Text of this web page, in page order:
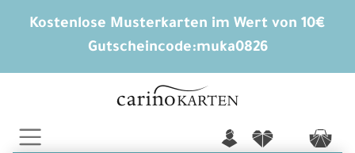
Kostenlose Musterkarten im Wert von 10€
Gutscheincode:muka0826
n f c